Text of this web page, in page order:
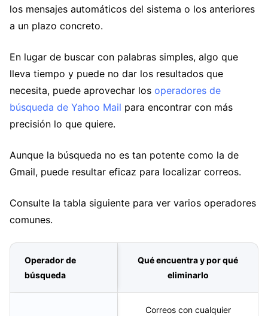
los mensajes automáticos del sistema o los anteriores
a un plazo concreto.
En lugar de buscar con palabras simples, algo que
lleva tiempo y puede no dar los resultados que
necesita, puede aprovechar los operadores de
búsqueda de Yahoo Mail para encontrar con más
precisión lo que quiere.
Aunque la búsqueda no es tan potente como la de
Gmail, puede resultar eficaz para localizar correos.
Consulte la tabla siguiente para ver varios operadores
comunes.
Operador de
búsqueda
Qué encuentra y por qué
eliminarlo
Correos con cualquier